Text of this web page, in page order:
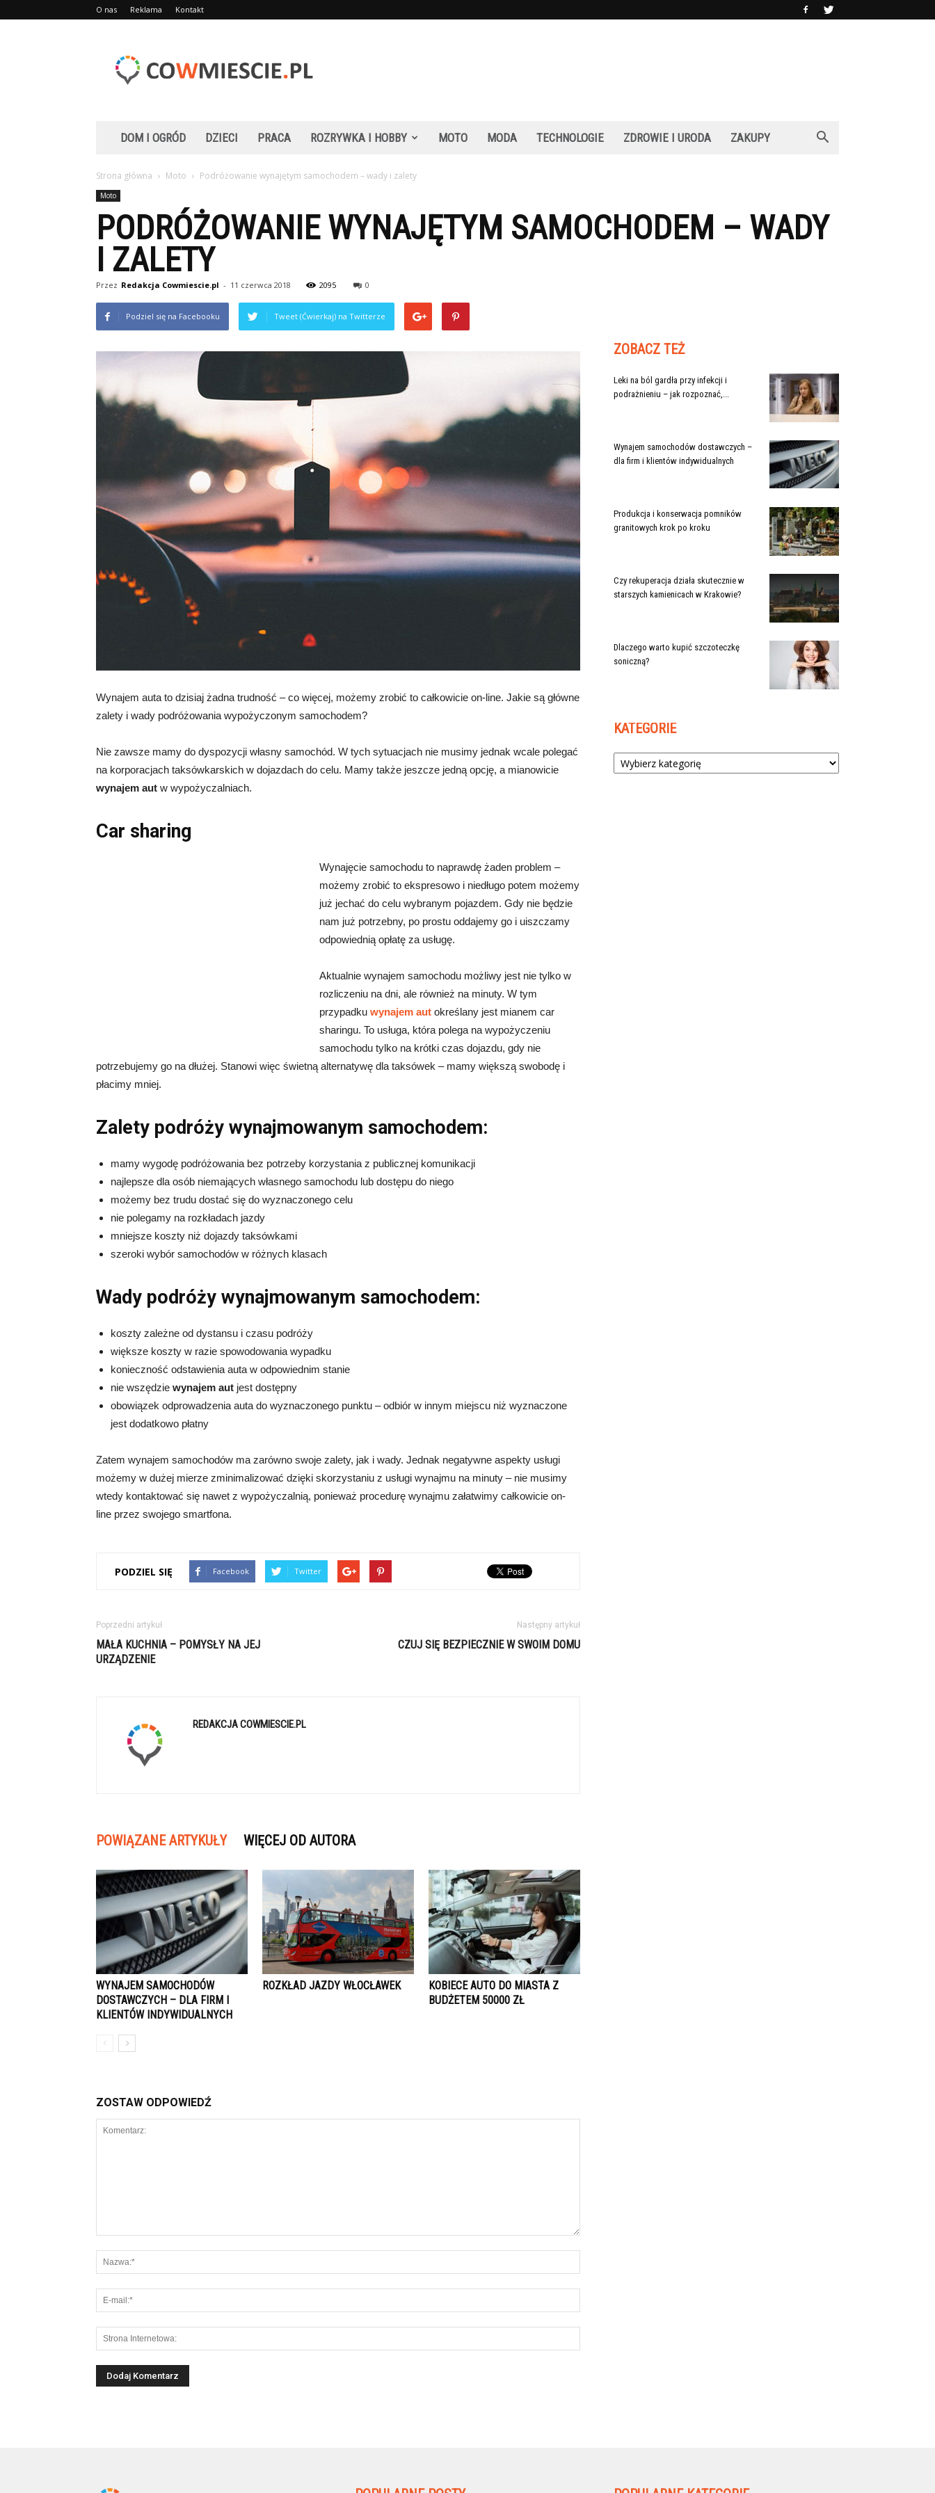
O nas Reklama Kontakt
DOM I OGRÓD DZIECI PRACA ROZRYWKA I HOBBY MOTO MODA TECHNOLOGIE ZDROWIE I URODA ZAKUPY
Strona główna Moto Podróżowanie wynajętym samochodem – wady i zalety
Moto
PODRÓŻOWANIE WYNAJĘTYM SAMOCHODEM – WADY
I ZALETY
Przez Redakcja Cowmiescie.pl - 11 czerwca 2018 2095 0
Podziel się na Facebooku Tweet (Ćwierkaj) na Twitterze
Wynajem auta to dzisiaj żadna trudność – co więcej, możemy zrobić to całkowicie on-line. Jakie są główne
zalety i wady podróżowania wypożyczonym samochodem?
Nie zawsze mamy do dyspozycji własny samochód. W tych sytuacjach nie musimy jednak wcale polegać
na korporacjach taksówkarskich w dojazdach do celu. Mamy także jeszcze jedną opcję, a mianowicie
wynajem aut w wypożyczalniach.
Car sharing
Wynajęcie samochodu to naprawdę żaden problem –
możemy zrobić to ekspresowo i niedługo potem możemy
już jechać do celu wybranym pojazdem. Gdy nie będzie
nam już potrzebny, po prostu oddajemy go i uiszczamy
odpowiednią opłatę za usługę.
Aktualnie wynajem samochodu możliwy jest nie tylko w
rozliczeniu na dni, ale również na minuty. W tym
przypadku wynajem aut określany jest mianem car
sharingu. To usługa, która polega na wypożyczeniu
samochodu tylko na krótki czas dojazdu, gdy nie
potrzebujemy go na dłużej. Stanowi więc świetną alternatywę dla taksówek – mamy większą swobodę i
płacimy mniej.
Zalety podróży wynajmowanym samochodem:
mamy wygodę podróżowania bez potrzeby korzystania z publicznej komunikacji
najlepsze dla osób niemających własnego samochodu lub dostępu do niego
możemy bez trudu dostać się do wyznaczonego celu
nie polegamy na rozkładach jazdy
mniejsze koszty niż dojazdy taksówkami
szeroki wybór samochodów w różnych klasach
Wady podróży wynajmowanym samochodem:
koszty zależne od dystansu i czasu podróży
większe koszty w razie spowodowania wypadku
konieczność odstawienia auta w odpowiednim stanie
nie wszędzie wynajem aut jest dostępny
obowiązek odprowadzenia auta do wyznaczonego punktu – odbiór w innym miejscu niż wyznaczone
jest dodatkowo płatny
Zatem wynajem samochodów ma zarówno swoje zalety, jak i wady. Jednak negatywne aspekty usługi
możemy w dużej mierze zminimalizować dzięki skorzystaniu z usługi wynajmu na minuty – nie musimy
wtedy kontaktować się nawet z wypożyczalnią, ponieważ procedurę wynajmu załatwimy całkowicie on-
line przez swojego smartfona.
PODZIEL SIĘ Facebook Twitter
Poprzedni artykuł
MAŁA KUCHNIA – POMYSŁY NA JEJ
URZĄDZENIE
Następny artykuł
CZUJ SIĘ BEZPIECZNIE W SWOIM DOMU
REDAKCJA COWMIESCIE.PL
POWIĄZANE ARTYKUŁY WIĘCEJ OD AUTORA
WYNAJEM SAMOCHODÓW
DOSTAWCZYCH – DLA FIRM I
KLIENTÓW INDYWIDUALNYCH
ROZKŁAD JAZDY WŁOCŁAWEK
KOBIECE AUTO DO MIASTA Z
BUDŻETEM 50000 ZŁ
ZOSTAW ODPOWIEDŹ
ZOBACZ TEŻ
Leki na ból gardła przy infekcji i
podrażnieniu – jak rozpoznać,...
Wynajem samochodów dostawczych –
dla firm i klientów indywidualnych
Produkcja i konserwacja pomników
granitowych krok po kroku
Czy rekuperacja działa skutecznie w
starszych kamienicach w Krakowie?
Dlaczego warto kupić szczoteczkę
soniczną?
KATEGORIE
Kategorie